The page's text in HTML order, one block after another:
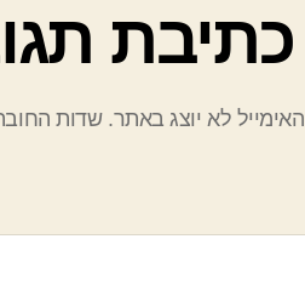
כתיבת
האימייל לא יוצג באתר. שדות